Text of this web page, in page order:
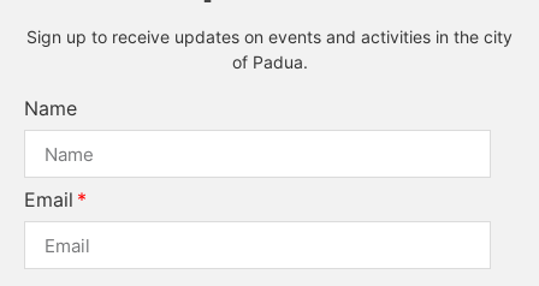
Sign up to receive updates on events and activities in the city
of Padua.
Name
Email